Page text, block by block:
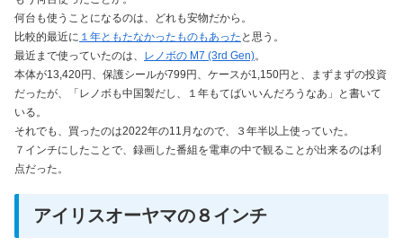
何台も使うことになるのは、どれも安物だから。
比較的最近に １年ともたなかったものもあった と思う。
最近まで使っていたのは、 レノボの M7 (3rd Gen)。
本体が13,420円、保護シールが799円、ケースが1,150円と、まずまずの投資
だったが、「レノボも中国製だし、１年もてばいいんだろうなあ」と書いて
いる。
それでも、買ったのは2022年の11月なので、３年半以上使っていた。
７インチにしたことで、録画した番組を電車の中で観ることが出来るのは利
点だった。
アイリスオーヤマの８インチ